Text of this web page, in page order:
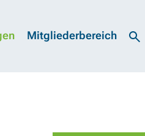
Mitgliederbereich